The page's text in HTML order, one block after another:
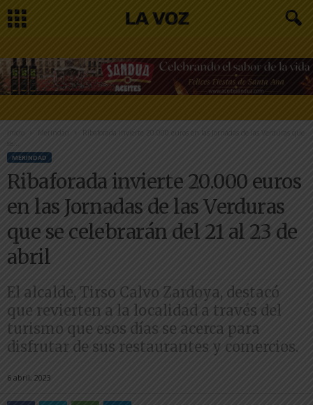
Inicio
Ribaforada invierte 20.000 euros en las Jornadas de las Verduras que
MERINDAD
Ribaforada invierte 20.000 euros
en las Jornadas de las Verduras
que se celebrarán del 21 al 23 de
abril
El alcalde, Tirso Calvo Zardoya, destacó
que revierten a la localidad a través del
turismo que esos días se acerca para
disfrutar de sus restaurantes y comercios.
6 abril, 2023